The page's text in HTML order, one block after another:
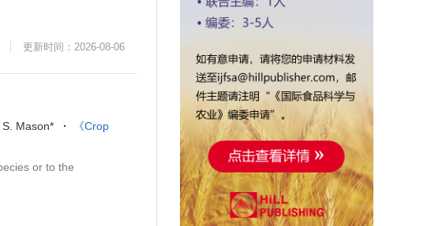
更新时间：2026-08-06
Mason*
《Crop
or to the